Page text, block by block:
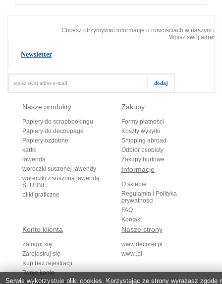
Chcesz otrzymywać informacje o nowościach w naszym
Wpisz swój adres
Newsletter
Nasze produkty
Papiery do scrapbookingu
Papiery do decoupage
Papiery ozdobne
kartki
lawenda
woreczki suszonej lawendy
woreczki z suszoną lawendą
ŚLUBNE
pliki graficzne
Zakupy
Formy płatności
Koszty wysyłki
Shipping abroad
Odbiór osobisty
Zakupy hurtowe
Informacje
O sklepie
Regulamin i Polityka
prywatności
FAQ
Kontakt
Konto klienta
Zaloguj się
Zarejestruj się
Kup bez rejestracji
Twoje konto
Przypomnij hasło
Nasze strony
www.decorer.pl
www..pl
Serwis wykorzystuje pliki cookies. Korzystając ze strony wyrażasz zgodę